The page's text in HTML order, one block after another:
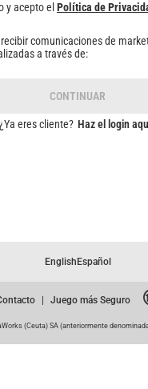
y acepto el Política de
comunicaciones de
a través de:
CONTINUAR
¿Ya eres cliente? Haz el login
English Español
Juego más Seguro
(Ceuta) SA (anteriormente